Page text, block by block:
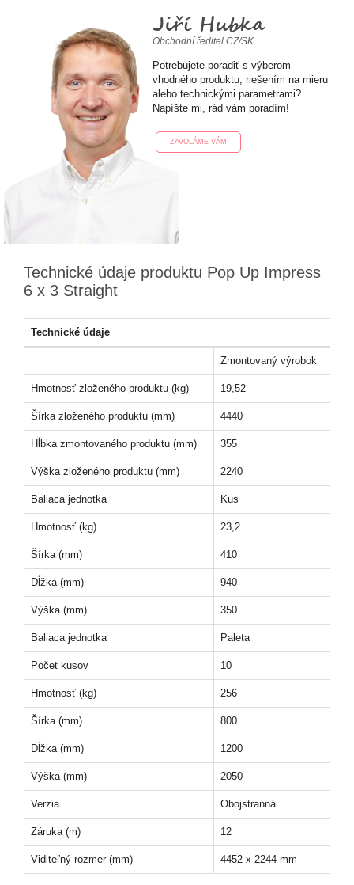
Jiří Hubka
Obchodní ředitel CZ/SK
Potrebujete poradiť s výberom
vhodného produktu, riešením na mieru
alebo technickými parametrami?
Napíšte mi, rád vám poradím!
ZAVOLÁME VÁM
Technické údaje produktu Pop Up Impress
6 x 3 Straight
Technické údaje
Zmontovaný výrobok
Hmotnosť zloženého produktu (kg) 19,52
Šírka zloženého produktu (mm) 4440
Hĺbka zmontovaného produktu (mm) 355
Výška zloženého produktu (mm) 2240
Baliaca jednotka Kus
Hmotnosť (kg) 23,2
Šírka (mm) 410
Dĺžka (mm) 940
Výška (mm) 350
Baliaca jednotka Paleta
Počet kusov 10
Hmotnosť (kg) 256
Šírka (mm) 800
Dĺžka (mm) 1200
Výška (mm) 2050
Verzia Obojstranná
Záruka (m) 12
Viditeľný rozmer (mm) 4452 x 2244 mm